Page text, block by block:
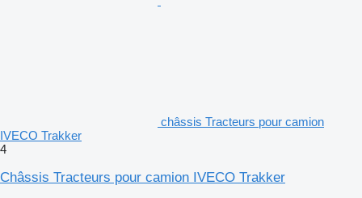
châssis Tracteurs pour camion
IVECO Trakker
4
Châssis Tracteurs pour camion IVECO Trakker